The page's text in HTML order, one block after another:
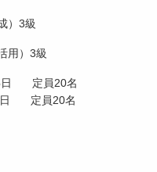
）3級
用）3級
定員20名
定員20名